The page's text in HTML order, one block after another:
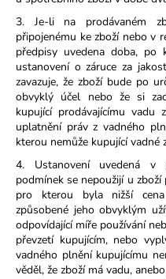
3. Je-li na prodávaném
připojenému ke zboží nebo v
předpisy uvedena doba, po
ustanovení o záruce za
zavazuje, že zboží bude po
obvyklý účel nebo že si
kupující prodávajícímu vadu
uplatnění práv z vadného
kterou nemůže kupující vadné
4. Ustanovení uvedená v
podmínek se nepoužijí u
pro kterou byla nižší
způsobené jeho obvyklým
odpovídající míře používání
převzetí kupujícím, nebo
vadného plnění kupujícímu
věděl, že zboží má vadu,